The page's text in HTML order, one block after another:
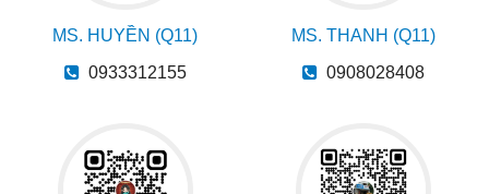
MS. HUYỀN (Q11)
0933312155
MS. THANH (Q11)
0908028408